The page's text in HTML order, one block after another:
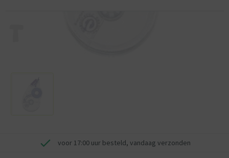
voor 17:00 uur besteld, vandaag verzonden